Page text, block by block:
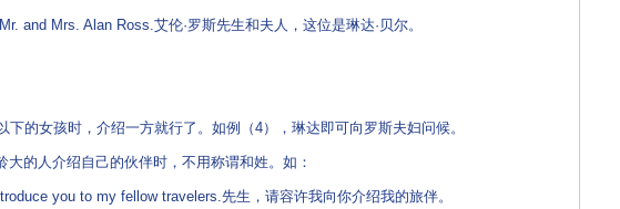
and Mrs. Alan Ross.艾伦·罗斯先生和夫人，这位是琳达·贝尔。
的女孩时，介绍一方就行了。如例（4），琳达即可向罗斯夫妇问候。
的人介绍自己的伙伴时，不用称谓和姓。如：
you to my fellow travelers.先生，请容许我向你介绍我的旅伴。